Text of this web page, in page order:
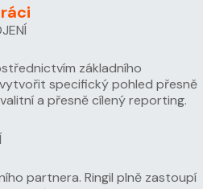
základního
specifický pohled přesně
a přesně cílený reporting.
partnera. Ringil plně zastoupí